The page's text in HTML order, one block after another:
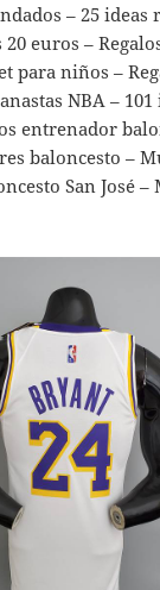
– 25 ideas
euros –
para niños –
NBA – 101
entrenador
baloncesto –
San José